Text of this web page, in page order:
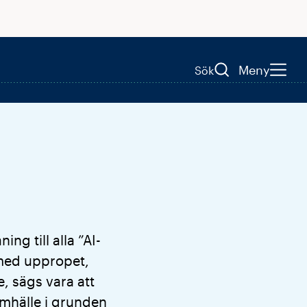
Sök Meny
till alla ”AI-
uppropet,
sägs vara att
i grunden